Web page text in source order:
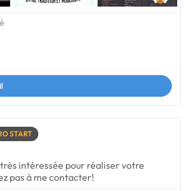
START
très intéressée pour réaliser votre
pas à me contacter!